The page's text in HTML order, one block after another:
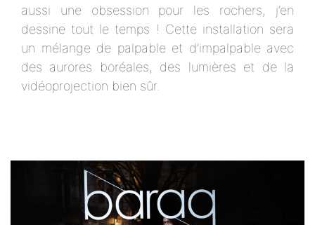
aussi une obsession pour les rochers, j’en
dessine tout le temps ! Cette installation sera
un mélange de palpable et d’impalpable avec
des aurores boréales, des lumières et de la
vidéoprojection bien sûr.